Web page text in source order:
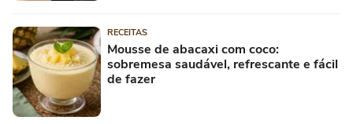
RECEITAS
Mousse de abacaxi com coco:
sobremesa saudável, refrescante e fácil
de fazer